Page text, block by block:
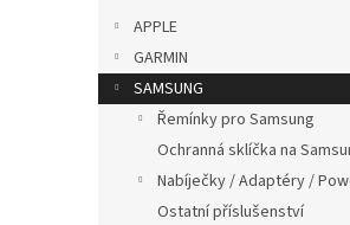
n
APPLE
GARMIN
SAMSUNG
Řemínky pro Samsung
Ochranná sklíčka na
Nabíječky / Adaptéry /
Ostatní příslušenství